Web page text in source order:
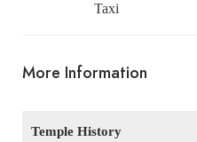
Taxi
More Information
Temple History